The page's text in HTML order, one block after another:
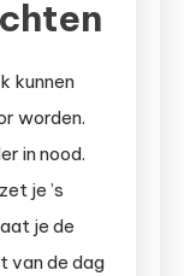
kunnen
worden.
in nood.
je ’s
je de
van de dag